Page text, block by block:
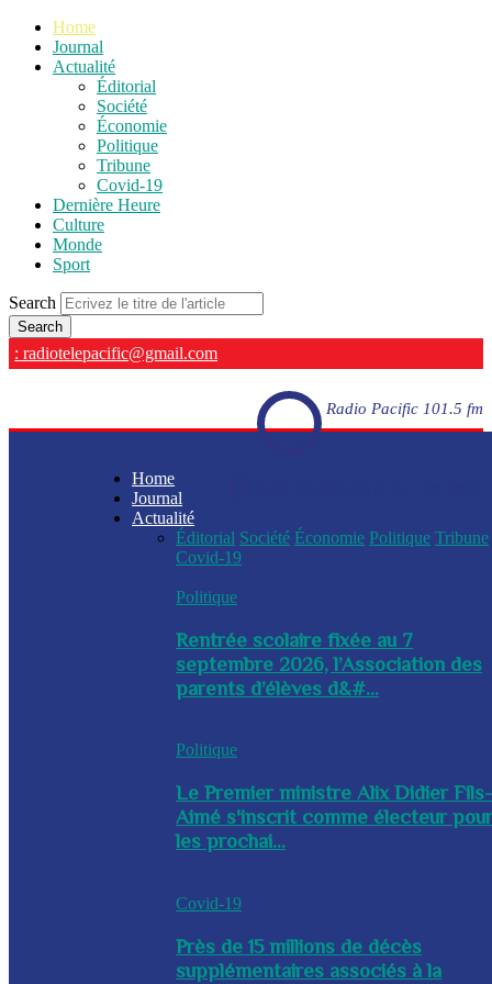
Home
Journal
Actualité
Éditorial
Société
Économie
Politique
Tribune
Covid-19
Dernière Heure
Culture
Monde
Sport
Search
: radiotelepacific@gmail.com
Radio Pacific 101.5 fm
Home
Journal
Actualité
Éditorial Société Économie Politique Tribune
Covid-19
Politique
Rentrée scolaire fixée au 7
septembre 2026, l’Association des
parents d’élèves d&#...
Politique
Le Premier ministre Alix Didier Fils-
Aimé s'inscrit comme électeur
les prochai...
Covid-19
Près de 15 millions de décès
supplémentaires associés à la